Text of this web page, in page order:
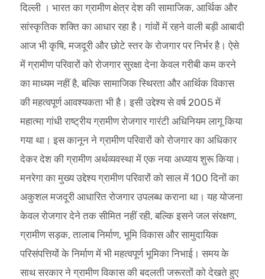
दिल्ली । भारत का ग्रामीण क्षेत्र देश की सामाजिक, आर्थिक और
सांस्कृतिक शक्ति का आधार रहा है। गांवों में रहने वाली बड़ी आबादी
आज भी कृषि, मजदूरी और छोटे स्तर के रोजगार पर निर्भर है। ऐसे
में ग्रामीण परिवारों को रोजगार सुरक्षा देना केवल गरीबी कम करने
का माध्यम नहीं है, बल्कि सामाजिक स्थिरता और आर्थिक विकास
की महत्वपूर्ण आवश्यकता भी है। इसी उद्देश्य से वर्ष 2005 में
महात्मा गांधी राष्ट्रीय ग्रामीण रोजगार गारंटी अधिनियम लागू किया
गया था। इस कानून ने ग्रामीण परिवारों को रोजगार का अधिकार
देकर देश की ग्रामीण अर्थव्यवस्था में एक नया अध्याय शुरू किया।
मनरेगा का मुख्य उद्देश्य ग्रामीण परिवारों को साल में 100 दिनों का
अकुशल मजदूरी आधारित रोजगार उपलब्ध कराना था। यह योजना
केवल रोजगार देने तक सीमित नहीं रही, बल्कि इसने जल संरक्षण,
ग्रामीण सड़क, तालाब निर्माण, भूमि विकास और सामुदायिक
परिसंपत्तियों के निर्माण में भी महत्वपूर्ण भूमिका निभाई। समय के
साथ सरकार ने ग्रामीण विकास की बदलती जरूरतों को देखते हुए